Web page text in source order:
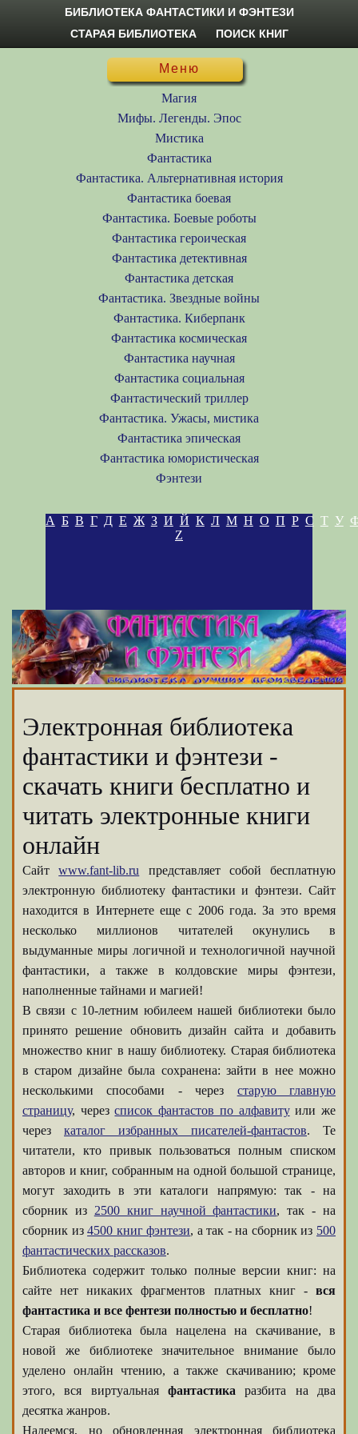
БИБЛИОТЕКА ФАНТАСТИКИ И ФЭНТЕЗИ
СТАРАЯ БИБЛИОТЕКА
ПОИСК КНИГ
Меню
Магия
Мифы. Легенды. Эпос
Мистика
Фантастика
Фантастика. Альтернативная история
Фантастика боевая
Фантастика. Боевые роботы
Фантастика героическая
Фантастика детективная
Фантастика детская
Фантастика. Звездные войны
Фантастика. Киберпанк
Фантастика космическая
Фантастика научная
Фантастика социальная
Фантастический триллер
Фантастика. Ужасы, мистика
Фантастика эпическая
Фантастика юмористическая
Фэнтези
А Б В Г Д Е Ж З И Й К Л М Н О П Р С Т У
Z
Электронная библиотека
фантастики и фэнтези -
скачать книги бесплатно и
читать электронные книги
онлайн
Сайтwww.fant-lib.ru представляет собой бесплатную
электронную библиотеку фантастики и фэнтези. Сайт
находится в Интернете еще с 2006 года. За это время
несколько миллионов читателей окунулись в
выдуманные миры логичной и технологичной научной
фантастики, а также в колдовские миры фэнтези,
наполненные тайнами и магией!
В связи с 10-летним юбилеем нашей библиотеки было
принято решение обновить дизайн сайта и добавить
множество книг в нашу библиотеку. Старая библиотека
в старом дизайне была сохранена: зайти в нее можно
несколькими способами - через старую главную
страницу, черезсписок фантастов по алфавитуили же
через каталог избранных писателей-фантастов. Те
читатели, кто привык пользоваться полным списком
авторов и книг, собранным на одной большой странице,
могут заходить в эти каталоги напрямую: так - на
сборник из 2500 книг научной фантастики, так - на
сборник из4500 книг фэнтези, а так - на сборник из 500
фантастических рассказов.
Библиотека содержит только полные версии книг: на
сайте нет никаких фрагментов платных книг - вся
фантастика и все фентези полностью и бесплатно!
Старая библиотека была нацелена на скачивание, в
новой же библиотеке значительное внимание было
уделено онлайн чтению, а также скачиванию; кроме
этого, вся виртуальная фантастика разбита на два
десятка жанров.
Надеемся, но обновленная электронная библиотека